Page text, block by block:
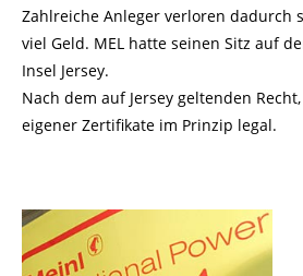
Zahlreiche Anleger verloren dadurch
viel Geld. MEL hatte seinen Sitz auf
Insel Jersey.
Nach dem auf Jersey geltenden
eigener Zertifikate im Prinzip legal.